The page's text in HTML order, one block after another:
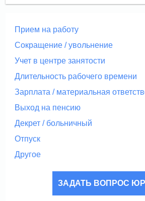
Прием на работу
Сокращение / увольнение
Учет в центре занятости
Длительность рабочего времени
Зарплата / материальная
Выход на пенсию
Декрет / больничный
Отпуск
Другое
ЗАДАТЬ ВОПРОС